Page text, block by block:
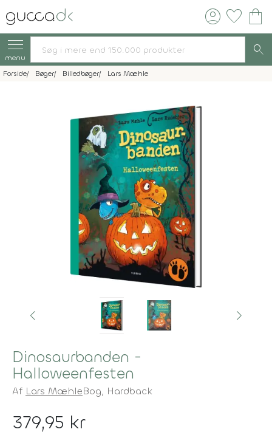
account_circle favorite shopping_bag
menu search
Forside Bøger Billedbøger Lars Mæhle
Dinosaurbanden -
Halloweenfesten
Af Lars MæhleBog, Hardback
379,95 kr